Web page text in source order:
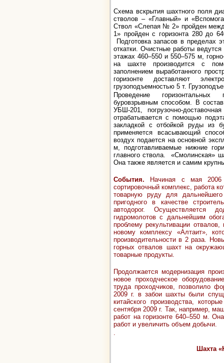
Схема вскрытия шахтного поля
стволов – «Главный» и
Ствол «Слепая № 2» пройден
1» пройден с горизонта 280 до
Подготовка запасов в пределах
откатки. Очистные работы
этажах 460–550 и 550–575 м,
на шахте производится с
заполнением выработанного
горизонте доставляют
грузоподъемностью 5 т.
Проведение горизонтальных
буровзрывным способом. В состав
УБШ-201, погрузочно-
отрабатывается с помощью
закладкой с отбойкой руды из
применяется всасывающий
воздух подается на основной
м, подготавливаемые нижние
главного ствола. «Смолинская»
Она также является и самим
События.
Начиная с мая
сортировочный комплекс, работа
товарную руду для
пригодного в качестве
автодорог. Осуществляется
гидромолотов с дальнейшим
проблему рекультивации
новому комплексу «Алтаит»,
производительности в 2 раза.
горных отвалов шахт на
товарные продукты.
Продолжается модернизация
новое проходческое
труда проходчиков, позволило
2009 г. в забои шахты были
китайского производства,
сентября 2009 г. Так, например,
работ на горизонте 640–550 м. Она
работ и увеличить объем добычи.
Шахта